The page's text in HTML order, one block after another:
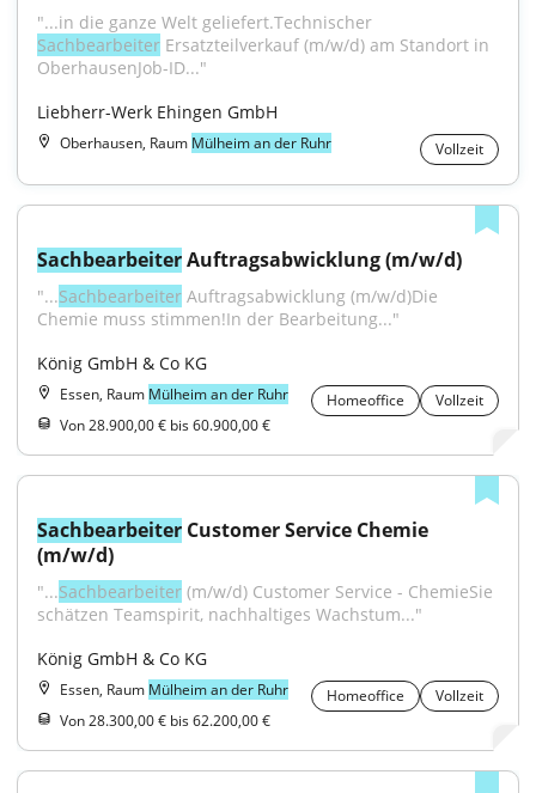
Sachbearbeiter Ersatzteilverkauf (m/w/d) am Standort in
OberhausenJob-ID..."
Liebherr-Werk Ehingen GmbH
Oberhausen, Raum Mülheim an der Ruhr Vollzeit
Sachbearbeiter Auftragsabwicklung (m/w/d)
"...Sachbearbeiter Auftragsabwicklung (m/w/d)Die
Chemie muss stimmen!In der Bearbeitung..."
König GmbH & Co KG
Essen, Raum Mülheim an der Ruhr Homeoffice
Vollzeit
Von 28.900,00 € bis 60.900,00 €
Sachbearbeiter Customer Service Chemie
(m/w/d)
"...Sachbearbeiter (m/w/d) Customer Service - ChemieSie
schätzen Teamspirit, nachhaltiges Wachstum..."
König GmbH & Co KG
Essen, Raum Mülheim an der Ruhr Homeoffice
Vollzeit
Von 28.300,00 € bis 62.200,00 €